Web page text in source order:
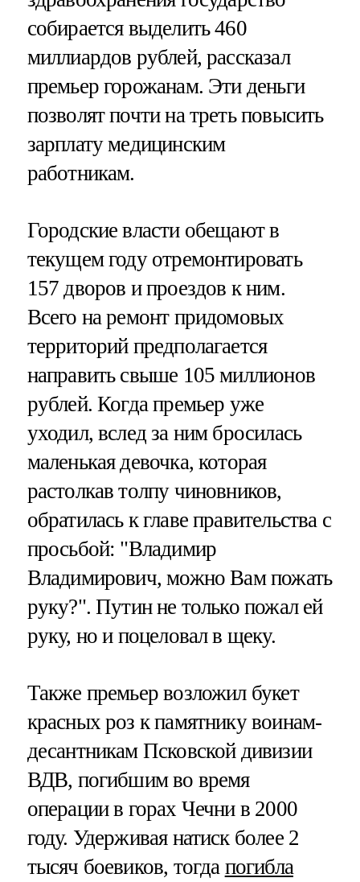
собирается выделить 460
миллиардов рублей, рассказал
премьер горожанам. Эти деньги
позволят почти на треть повысить
зарплату медицинским
работникам.
Городские власти обещают в
текущем году отремонтировать
157 дворов и проездов к ним.
Всего на ремонт придомовых
территорий предполагается
направить свыше 105 миллионов
рублей. Когда премьер уже
уходил, вслед за ним бросилась
маленькая девочка, которая
растолкав толпу чиновников,
обратилась к главе правительства с
просьбой: "Владимир
Владимирович, можно Вам пожать
руку?". Путин не только пожал ей
руку, но и поцеловал в щеку.
Также премьер возложил букет
красных роз к памятнику воинам-
десантникам Псковской дивизии
ВДВ, погибшим во время
операции в горах Чечни в 2000
году. Удерживая натиск более 2
тысяч боевиков, тогда погибла